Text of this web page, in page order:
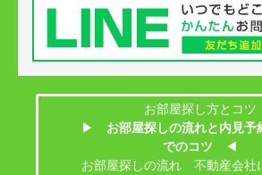
お部屋探し方とコツ
▶
お部屋探しの流れと内見予
でのコツ
◀
お部屋探しの流れ 不動産会